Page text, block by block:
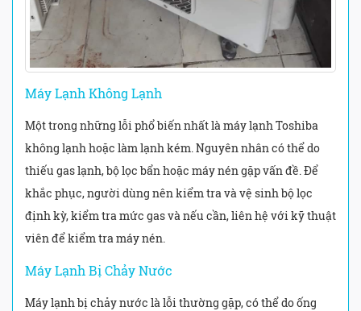
Máy Lạnh Không Lạnh
Một trong những lỗi phổ biến nhất là máy lạnh Toshiba
không lạnh hoặc làm lạnh kém. Nguyên nhân có thể do
thiếu gas lạnh, bộ lọc bẩn hoặc máy nén gặp vấn đề. Để
khắc phục, người dùng nên kiểm tra và vệ sinh bộ lọc
định kỳ, kiểm tra mức gas và nếu cần, liên hệ với kỹ thuật
viên để kiểm tra máy nén.
Máy Lạnh Bị Chảy Nước
Máy lạnh bị chảy nước là lỗi thường gặp, có thể do ống